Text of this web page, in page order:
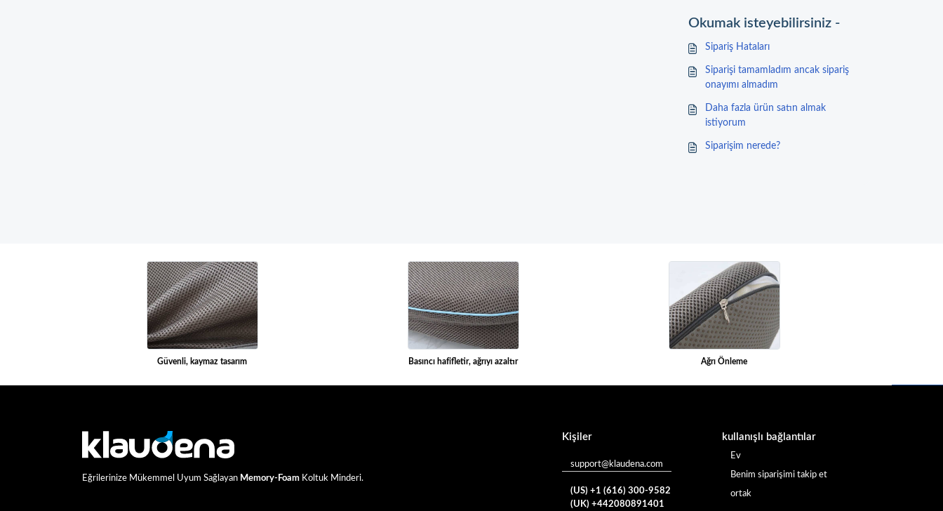
Okumak isteyebilirsiniz -
Sipariş Hataları
Siparişi tamamladım ancak sipariş
onayımı almadım
Daha fazla ürün satın almak
istiyorum
Siparişim nerede?
Güvenli, kaymaz tasarım Basıncı hafifletir, ağrıyı azaltır Ağrı Önleme
Eğrilerinize Mükemmel Uyum Sağlayan Memory-Foam Koltuk Minderi.
Kişiler
support@klaudena.com
(US) +1 (616) 300-9582
(UK) +442080891401
kullanışlı bağlantılar
Ev
Benim siparişimi takip et
ortak